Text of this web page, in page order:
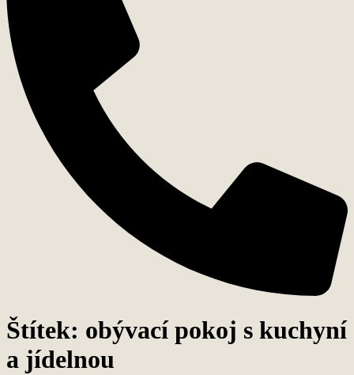
Štítek: obývací pokoj s kuchyní
a jídelnou